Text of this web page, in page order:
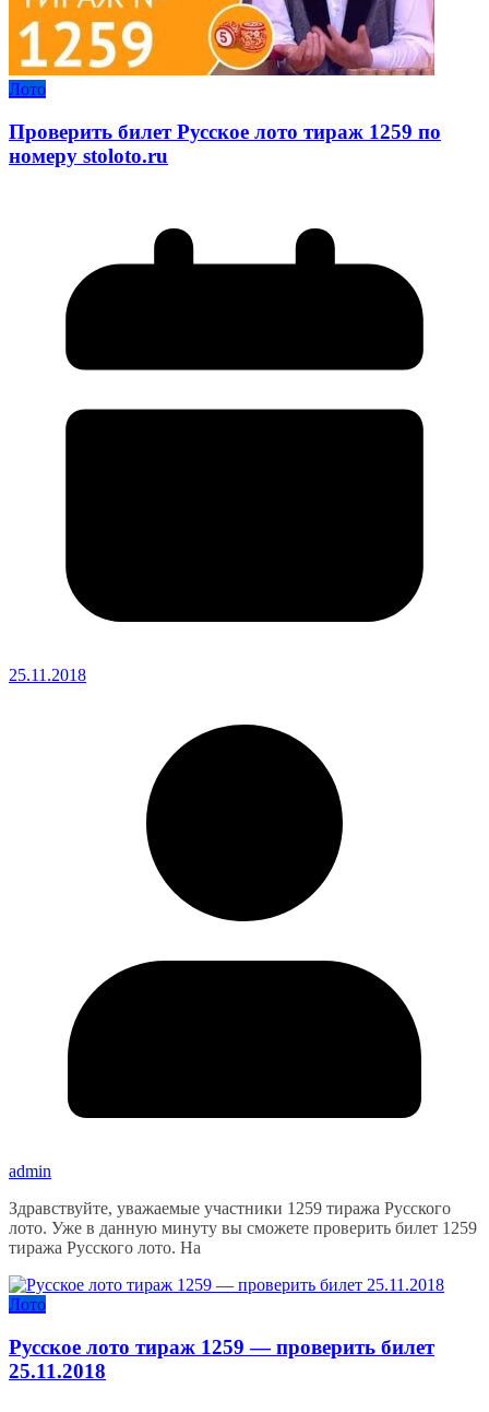
Лото
Проверить билет Русское лото тираж 1259 по
номеру stoloto.ru
25.11.2018
admin
Здравствуйте, уважаемые участники 1259 тиража Русского
лото. Уже в данную минуту вы сможете проверить билет 1259
тиража Русского лото. На
Лото
Русское лото тираж 1259 — проверить билет
25.11.2018